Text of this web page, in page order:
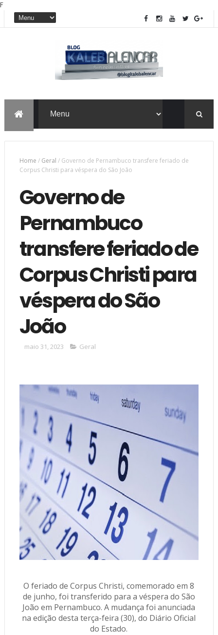
F
Home / Geral / Governo de Pernambuco transfere feriado de
Corpus Christi para véspera do São João
Governo de
Pernambuco
transfere feriado de
Corpus Christi para
véspera do São
João
maio 31, 2023 Geral
O feriado de Corpus Christi, comemorado em 8
de junho, foi transferido para a véspera do São
João em Pernambuco. A mudança foi anunciada
na edição desta terça-feira (30), do Diário Oficial
do Estado.